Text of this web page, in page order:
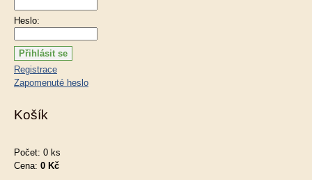
Heslo:
Registrace
Zapomenuté heslo
Košík
Počet: 0 ks
Cena: 0 Kč